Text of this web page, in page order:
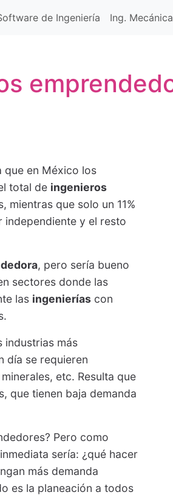
de Ingeniería Ing. Mecánica
que en México los
total de ingenieros
mientras que solo un 11%
independiente y el resto
, pero sería bueno
sectores donde las
las ingenierías con
industrias más
día se requieren
etc. Resulta que
que tienen baja demanda
Pero como
sería: ¿qué hacer
más demanda
es la planeación a todos